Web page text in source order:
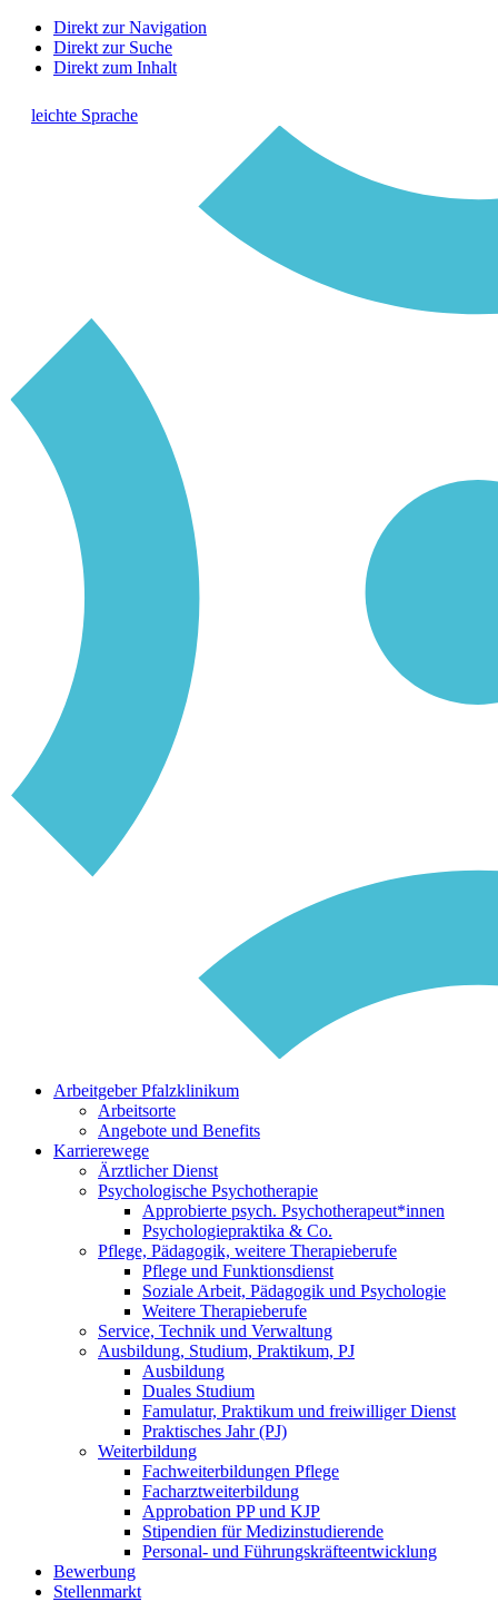
Direkt zur Navigation
Direkt zur Suche
Direkt zum Inhalt
leichte Sprache
Arbeitgeber Pfalzklinikum
Arbeitsorte
Angebote und Benefits
Karrierewege
Ärztlicher Dienst
Psychologische Psychotherapie
Approbierte psych. Psychotherapeut*innen
Psychologiepraktika & Co.
Pflege, Pädagogik, weitere Therapieberufe
Pflege und Funktionsdienst
Soziale Arbeit, Pädagogik und Psychologie
Weitere Therapieberufe
Service, Technik und Verwaltung
Ausbildung, Studium, Praktikum, PJ
Ausbildung
Duales Studium
Famulatur, Praktikum und freiwilliger Dienst
Praktisches Jahr (PJ)
Weiterbildung
Fachweiterbildungen Pflege
Facharztweiterbildung
Approbation PP und KJP
Stipendien für Medizinstudierende
Personal- und Führungskräfteentwicklung
Bewerbung
Stellenmarkt